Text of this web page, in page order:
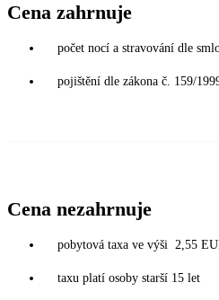
Cena zahrnuje
počet nocí a stravování dle
pojištění dle zákona č. 159/
Cena nezahrnuje
pobytová taxa ve výši 2,55
taxu platí osoby starší 15 let